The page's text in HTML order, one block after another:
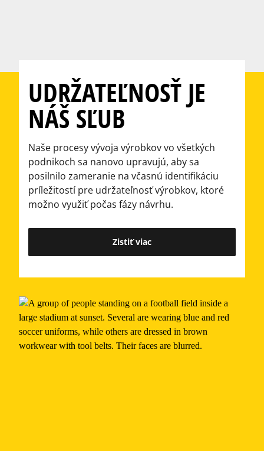
UDRŽATEĽNOSŤ JE
NÁŠ SĽUB
Naše procesy vývoja výrobkov vo všetkých
podnikoch sa nanovo upravujú, aby sa
posilnilo zameranie na včasnú identifikáciu
príležitostí pre udržateľnosť výrobkov, ktoré
možno využiť počas fázy návrhu.
Zistiť viac